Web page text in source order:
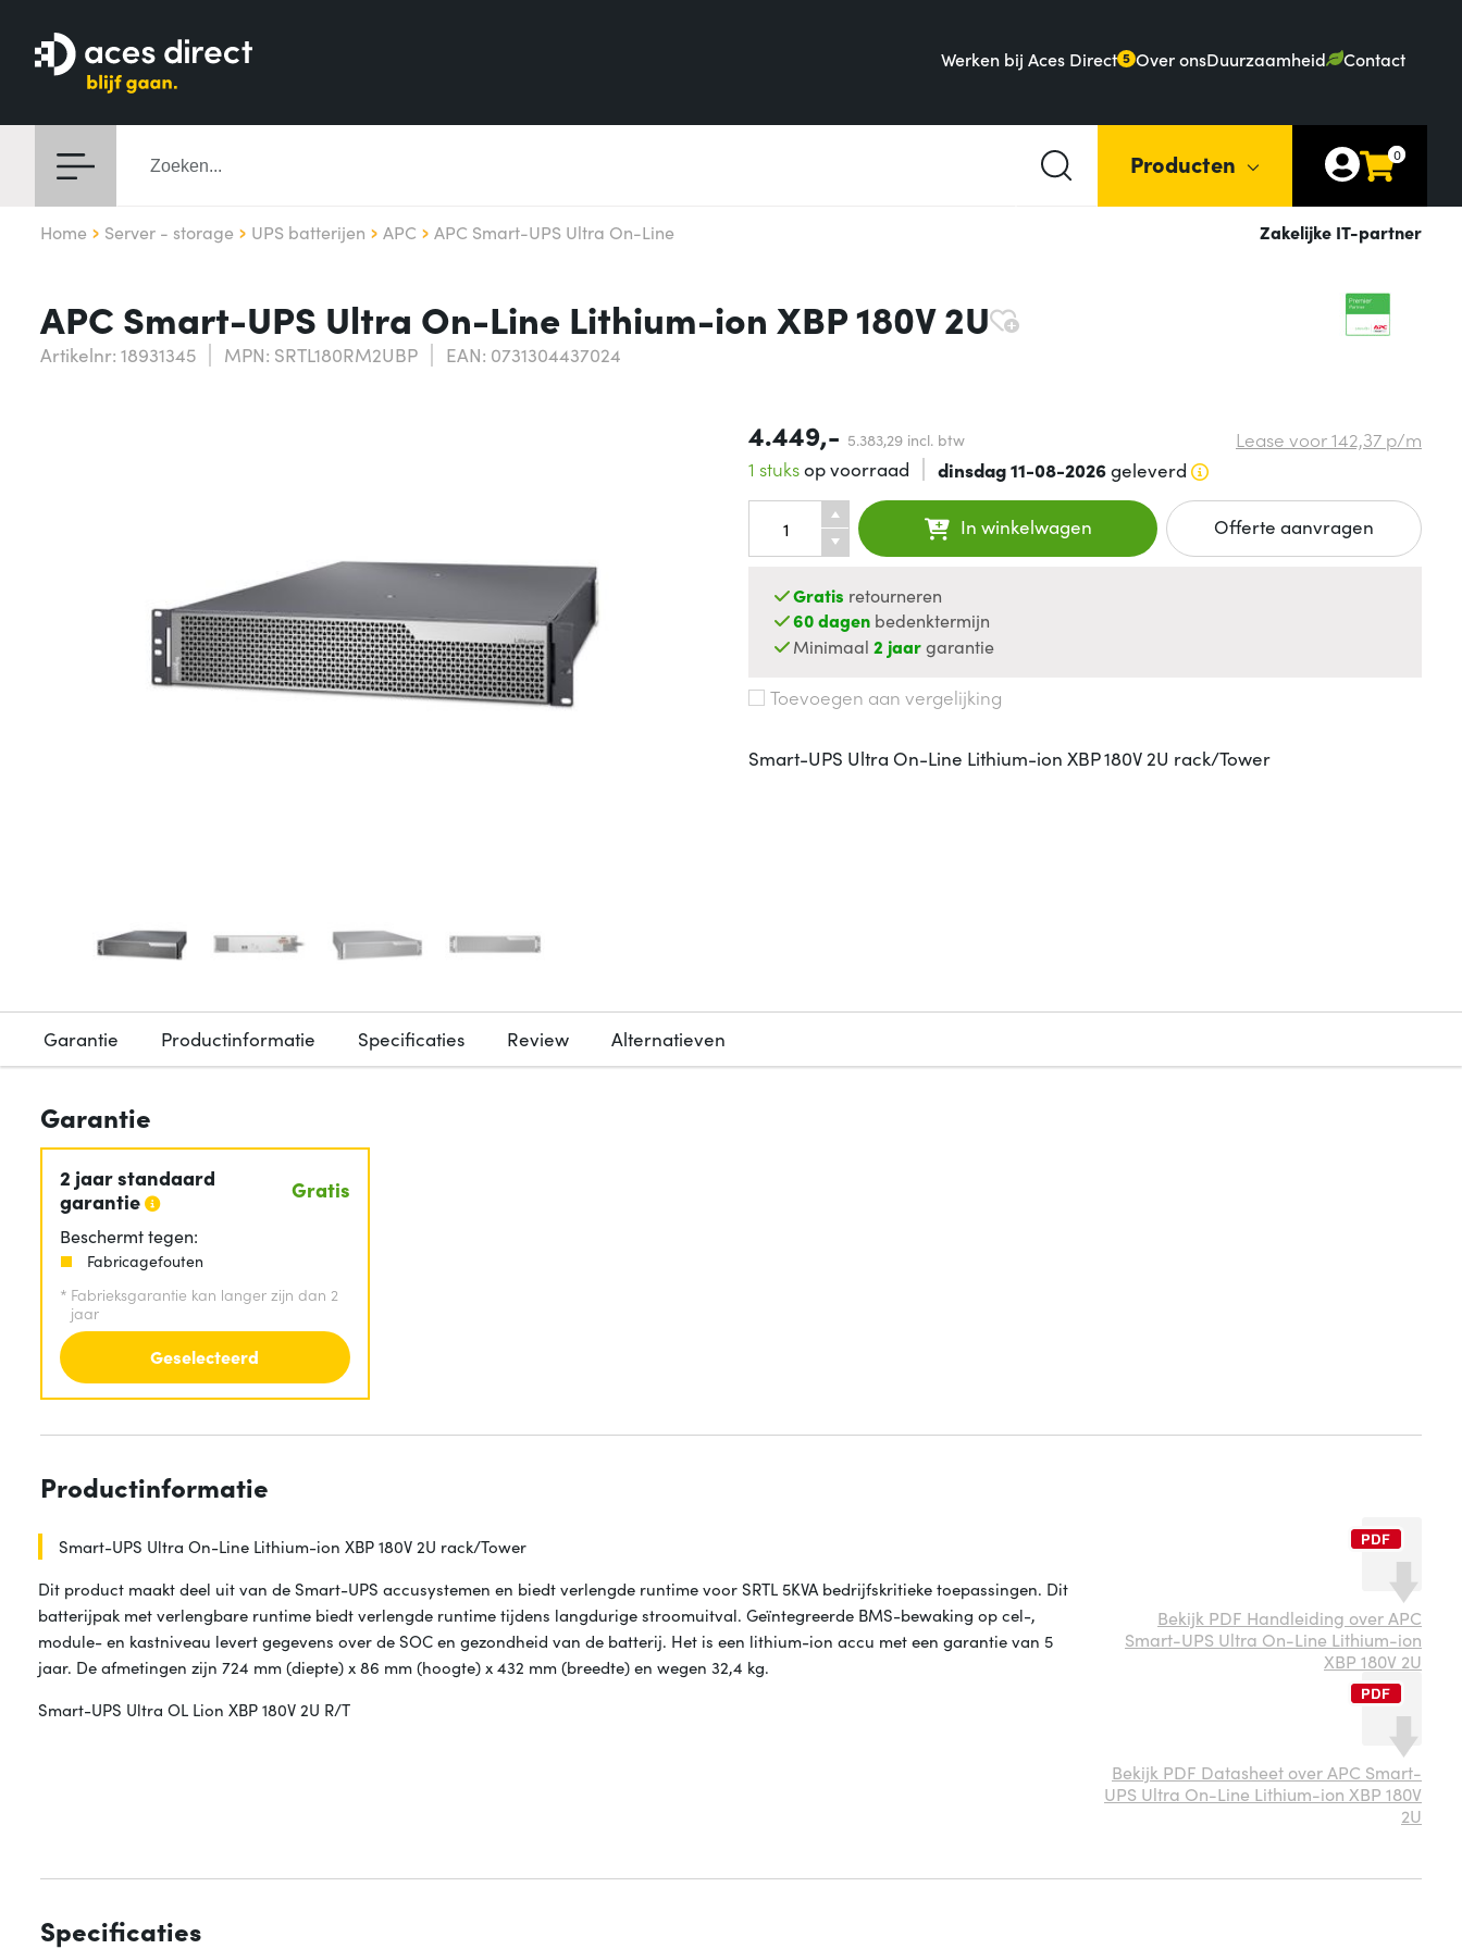
Werken bij Aces Direct 5 Over onsDuurzaamheid Contact
Producten 0
Home Server - storage UPS batterijen APC APC Smart-UPS Ultra On-Line Zakelijke IT-partner
APC Smart-UPS Ultra On-Line Lithium-ion XBP 180V 2U
Artikelnr: 18931345 MPN: SRTL180RM2UBP EAN: 0731304437024
4.449,- 5.383,29 incl. btw Lease voor142,37 p/m
1 stuksop voorraad dinsdag 11-08-2026geleverd
In winkelwagen Offerte aanvragen
Gratis retourneren
60 dagen bedenktermijn
Minimaal2 jaargarantie
Toevoegen aan vergelijking
Smart-UPS Ultra On-Line Lithium-ion XBP 180V 2U rack/Tower
Garantie Productinformatie Specificaties Review Alternatieven
Garantie
2 jaar standaard
garantie
Gratis
Beschermt tegen:
Fabricagefouten
* Fabrieksgarantie kan langer zijn dan 2
jaar
Geselecteerd
Productinformatie
Smart-UPS Ultra On-Line Lithium-ion XBP 180V 2U rack/Tower
Dit product maakt deel uit van de Smart-UPS accusystemen en biedt verlengde runtime voor SRTL 5KVA bedrijfskritieke toepassingen. Dit
batterijpak met verlengbare runtime biedt verlengde runtime tijdens langdurige stroomuitval. Geïntegreerde BMS-bewaking op cel-,
module- en kastniveau levert gegevens over de SOC en gezondheid van de batterij. Het is een lithium-ion accu met een garantie van 5
jaar. De afmetingen zijn 724 mm (diepte) x 86 mm (hoogte) x 432 mm (breedte) en wegen 32,4 kg.
Smart-UPS Ultra OL Lion XBP 180V 2U R/T
Bekijk PDF Handleiding over APC
Smart-UPS Ultra On-Line Lithium-ion
XBP 180V 2U
Bekijk PDF Datasheet over APC Smart-
UPS Ultra On-Line Lithium-ion XBP 180V
2U
Specificaties